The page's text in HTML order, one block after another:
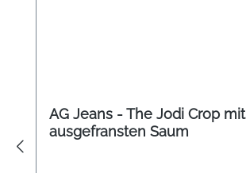
AG Jeans - The Jodi Crop mit
ausgefransten Saum